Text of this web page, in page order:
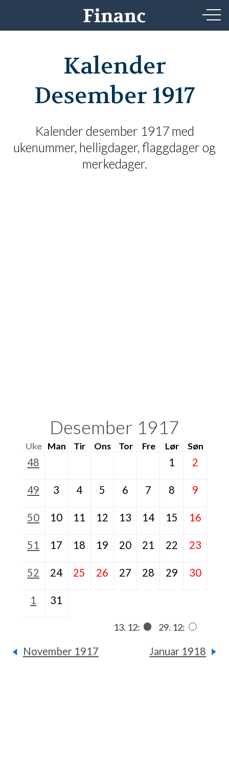
Kalender
Desember 1917
Kalender desember 1917 med
ukenummer, helligdager, flaggdager og
merkedager.
Desember 1917
Uke Man Tir Ons Tor Fre Lør Søn
48 1 2
49 3 4 5 6 7 8 9
50 10 11 12 13 14 15 16
51 17 18 19 20 21 22 23
52 24 25 26 27 28 29 30
1 31
13. 12: 29. 12:
November 1917 Januar 1918